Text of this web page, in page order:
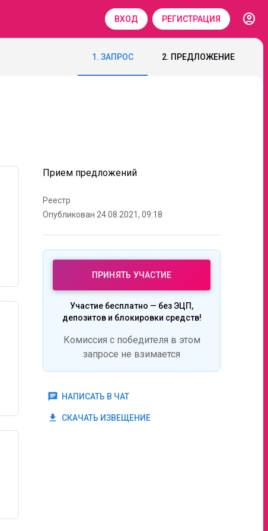
ВХОД РЕГИСТРАЦИЯ
account_circle
1. ЗАПРОС 2. ПРЕДЛОЖЕНИЕ
Прием предложений
Реестр
Опубликован 24.08.2021, 09:18
ПРИНЯТЬ УЧАСТИЕ
Участие бесплатно — без ЭЦП,
депозитов и блокировки средств!
Комиссия с победителя в этом
запросе не взимается
chat НАПИСАТЬ В ЧАТ
get_app СКАЧАТЬ ИЗВЕЩЕНИЕ